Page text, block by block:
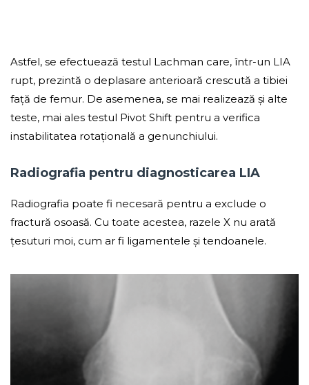
Astfel, se efectuează testul Lachman care, într-un LIA
rupt, prezintă o deplasare anterioară crescută a tibiei
față de femur. De asemenea, se mai realizează și alte
teste, mai ales testul Pivot Shift pentru a verifica
instabilitatea rotațională a genunchiului.
Radiografia pentru diagnosticarea LIA
Radiografia poate fi necesară pentru a exclude o
fractură osoasă. Cu toate acestea, razele X nu arată
țesuturi moi, cum ar fi ligamentele și tendoanele.